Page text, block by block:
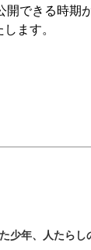
開できる時期
ます。
少年、人たら